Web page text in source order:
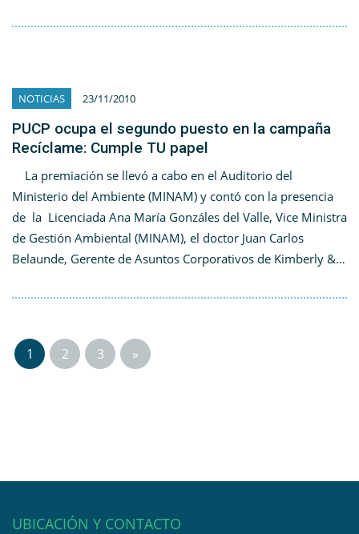
NOTICIAS 23/11/2010
PUCP ocupa el segundo puesto en la campaña
Recíclame: Cumple TU papel
La premiación se llevó a cabo en el Auditorio del
Ministerio del Ambiente (MINAM) y contó con la presencia
de la Licenciada Ana María Gonzáles del Valle, Vice Ministra
de Gestión Ambiental (MINAM), el doctor Juan Carlos
Belaunde, Gerente de Asuntos Corporativos de Kimberly &…
1 2 3 »
UBICACIÓN Y CONTACTO